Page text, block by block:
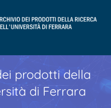
prodotti della
di Ferrara